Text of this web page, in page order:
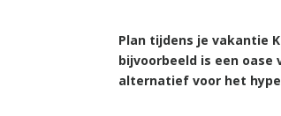
Plan tijdens je vakantie
bijvoorbeeld is een
alternatief voor het